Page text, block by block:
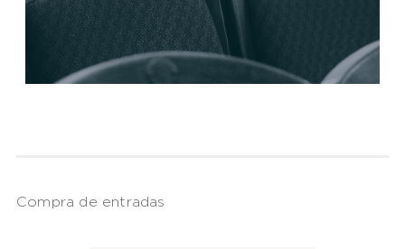
Compra de entradas